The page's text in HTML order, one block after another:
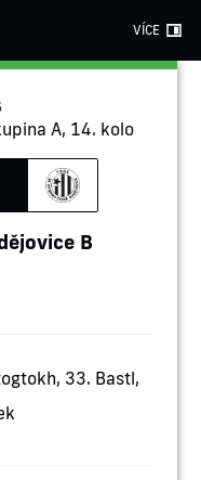
VÍCE
A, 14. kolo
B
33. Bastl,